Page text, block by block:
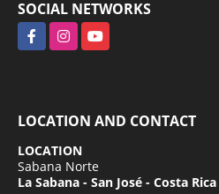
SOCIAL NETWORKS
FacebookInstagramYouTube
LOCATION AND CONTACT
LOCATION
Sabana Norte
La Sabana - San José - Costa Rica